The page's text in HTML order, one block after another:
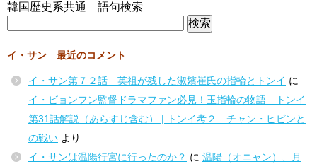
韓国歴史系共通 語句検索
イ・サン 最近のコメント
イ・サン第７２話 英祖が残した淑嬪崔氏の指輪とトンイ に
イ・ビョンフン監督ドラマファン必見！玉指輪の物語 トンイ
第31話解説（あらすじ含む） | トンイ考２ チャン・ヒビンと
の戦い より
イ・サンは温陽行宮に行ったのか？ に 温陽（オニャン）、月